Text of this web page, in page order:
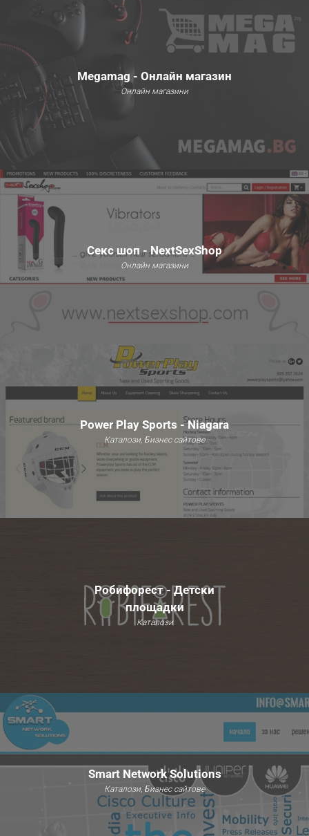
Megamag - Онлайн магазин
Онлайн магазини
Секс шоп - NextSexShop
Онлайн магазини
Power Play Sports - Niagara
Каталози, Бизнес сайтове
Робифорест - Детски
площадки
Каталози
Smart Network Solutions
Каталози, Бизнес сайтове